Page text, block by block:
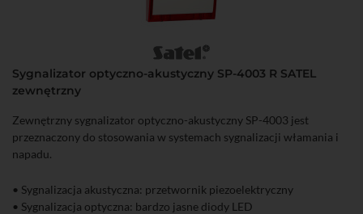
Sygnalizator optyczno-akustyczny SP-4003 R SATEL
zewnętrzny
Zewnętrzny sygnalizator optyczno-akustyczny SP-4003 jest
przeznaczony do stosowania w systemach sygnalizacji włamania i
napadu.
• Sygnalizacja akustyczna: przetwornik piezoelektryczny
• Sygnalizacja optyczna: bardzo jasne diody LED